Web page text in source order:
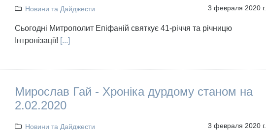
Новини та Дайджести 3 февраля 2020 г.
Сьогодні Митрополит Епіфаній святкує 41-річчя та річницю
Інтронізації! [...]
Мирослав Гай - Хроніка дурдому станом на
2.02.2020
Новини та Дайджести 3 февраля 2020 г.